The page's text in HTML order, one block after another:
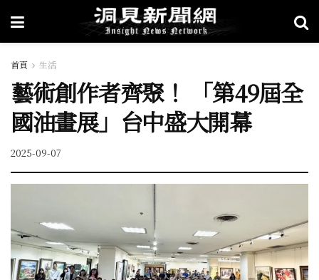
首頁 生活
藝術創作者齊聚！ 「第49屆全
國油畫展」台中盛大開幕
2025-09-07